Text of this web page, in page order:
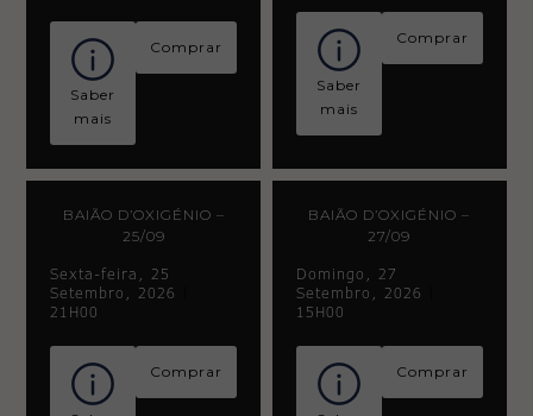
Saber
mais
Comprar
Saber
mais
Comprar
BAIÃO D’OXIGÉNIO –
25/09
Sexta-feira, 25
Setembro, 2026
21H00
Comprar
BAIÃO D’OXIGÉNIO –
27/09
Domingo, 27
Setembro, 2026
15H00
Comprar
Necessary
cookies
are not
optional.
for the
website to
function.